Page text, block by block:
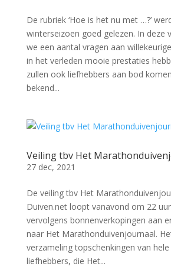
De rubriek ‘Hoe is het nu met …?’
winterseizoen goed gelezen. In deze
we een aantal vragen aan
in het verleden mooie prestaties
zullen ook liefhebbers aan bod
bekend...
Veiling tbv Het
27 dec, 2021
De veiling tbv Het
Duiven.net loopt vanavond om 22
vervolgens bonnenverkopingen aan
naar Het Marathonduivenjournaal.
verzameling topschenkingen van
liefhebbers, die Het...